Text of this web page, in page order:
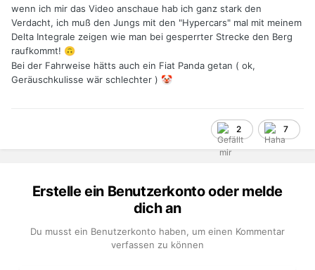
wenn ich mir das Video anschaue hab ich ganz stark den
Verdacht, ich muß den Jungs mit den "Hypercars" mal mit meinem
Delta Integrale zeigen wie man bei gesperrter Strecke den Berg
raufkommt! 🙃
Bei der Fahrweise hätts auch ein Fiat Panda getan ( ok,
Geräuschkulisse wär schlechter ) 🤡
2 7
Erstelle ein Benutzerkonto oder melde
dich an
Du musst ein Benutzerkonto haben, um einen Kommentar
verfassen zu können